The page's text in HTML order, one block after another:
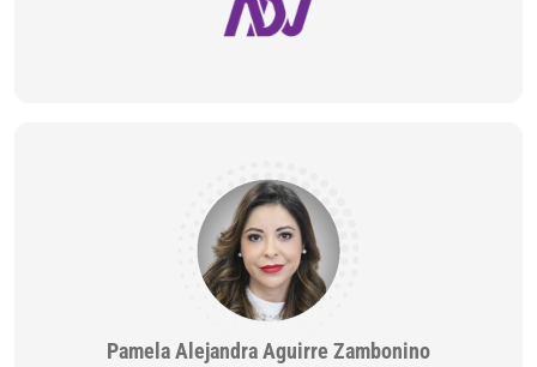
Pamela Alejandra Aguirre Zambonino